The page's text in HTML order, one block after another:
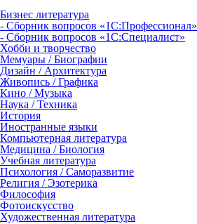
Бизнес литература
- Сборник вопросов «1С:Профессионал»
- Сборник вопросов «1С:Специалист»
Хобби и творчество
Мемуары / Биографии
Дизайн / Архитектура
Живопись / Графика
Кино / Музыка
Наука / Техника
История
Иностранные языки
Компьютерная литература
Медицина / Биология
Учебная литература
Психология / Саморазвитие
Религия / Эзотерика
Философия
Фотоискусство
Художественная литература